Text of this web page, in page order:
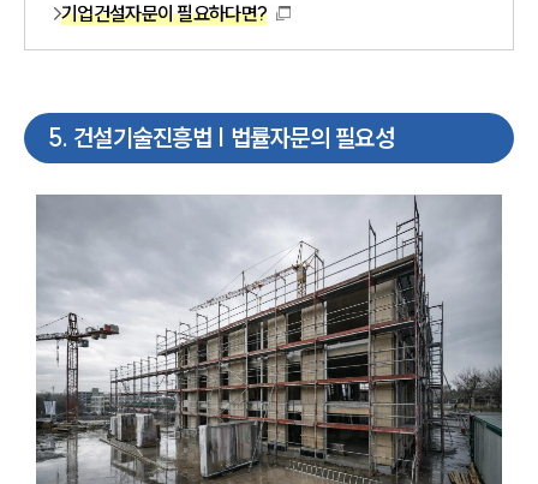
기업건설자문이 필요하다면?
5. 건설기술진흥법 | 법률자문의 필요성